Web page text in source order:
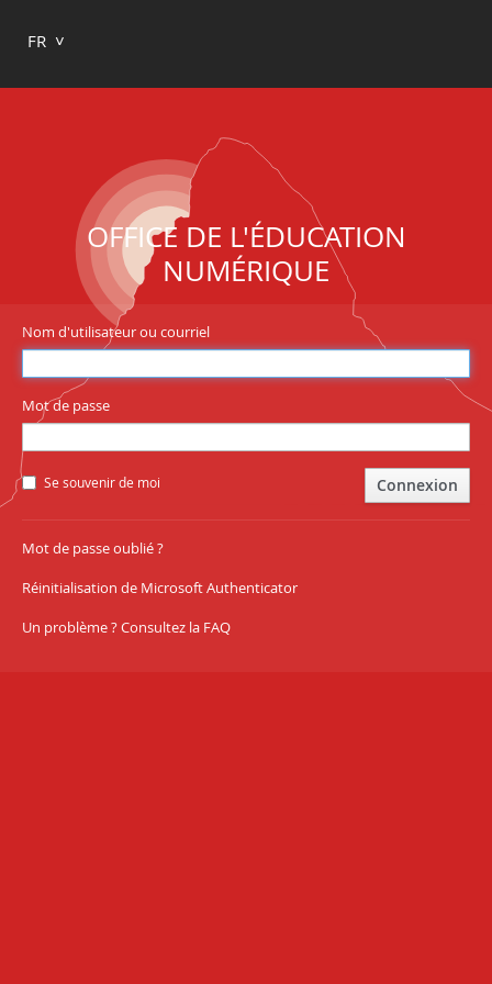
FR
OFFICE DE L'ÉDUCATION
NUMÉRIQUE
Nom d'utilisateur ou courriel
Mot de passe
Se souvenir de moi
Mot de passe oublié ?
Réinitialisation de Microsoft Authenticator
Un problème ? Consultez la FAQ